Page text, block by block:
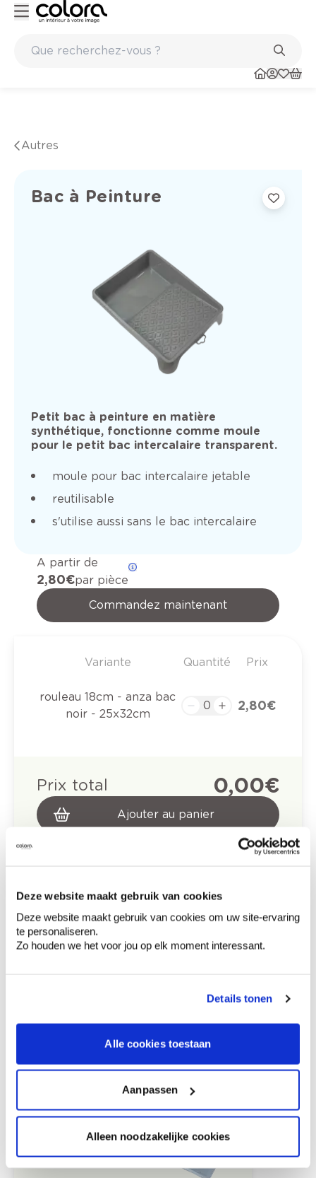
Deze website maakt gebruik van cookies
Deze website maakt gebruik van cookies om uw site-ervaring
te personaliseren.
Zo houden we het voor jou op elk moment interessant.
Details tonen
Alle cookies toestaan
Aanpassen
Alleen noodzakelijke cookies
Autres
Bac à Peinture
Petit bac à peinture en matière
synthétique, fonctionne comme moule
pour le petit bac intercalaire transparent.
moule pour bac intercalaire jetable
reutilisable
s'utilise aussi sans le bac intercalaire
A partir de
2,80 €par pièce
Commandez maintenant
Variante Quantité Prix
rouleau 18cm - anza bac
noir - 25x32cm
2,80 €
Prix total 0,00 €
Ajouter au panier
Retrait en magasin
Description du produit
Produits recommandés